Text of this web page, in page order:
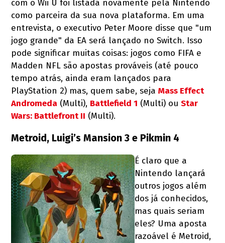
com o Wii U foi listada novamente pela Nintendo
como parceira da sua nova plataforma. Em uma
entrevista, o executivo Peter Moore disse que "um
jogo grande" da EA será lançado no Switch. Isso
pode significar muitas coisas: jogos como FIFA e
Madden NFL são apostas prováveis (até pouco
tempo atrás, ainda eram lançados para
PlayStation 2) mas, quem sabe, sejaMass Effect
Andromeda (Multi), Battlefield 1 (Multi) ouStar
Wars: Battlefront II (Multi).
Metroid, Luigi’s Mansion 3 e Pikmin 4
É claro que a
Nintendo lançará
outros jogos além
dos já conhecidos,
mas quais seriam
eles? Uma aposta
razoável é Metroid,